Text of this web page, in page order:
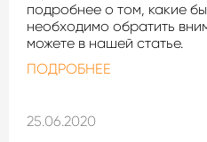
подробнее о том, какие
необходимо обратить
можете в нашей статье.
ПОДРОБНЕЕ
25.06.2020